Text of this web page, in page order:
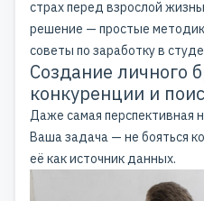
страх перед взрослой
решение — простые
советы по заработку в
Создание личного
конкуренции и
Даже самая перспективная
Ваша задача — не бояться
её как источник данных.